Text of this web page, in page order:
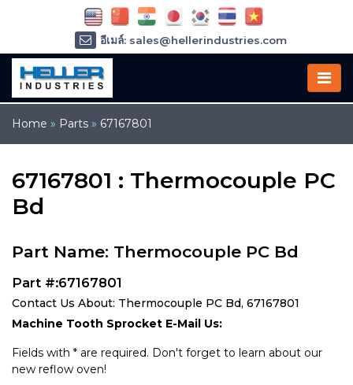
Home » Parts » 67167801
67167801 : Thermocouple PC
Bd
Part Name: Thermocouple PC Bd
Part #:67167801
Contact Us About: Thermocouple PC Bd, 67167801
Machine Tooth Sprocket E-Mail Us:
Fields with * are required. Don't forget to learn about our
new reflow oven!
อีเมล์: sales@hellerindustries.com
อีเมล์: service@hellerindustries.com
โทรศัพท์ :